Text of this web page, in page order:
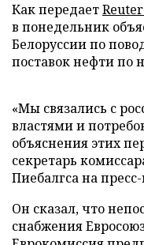
Как передает
в понедельник
Белоруссии по
поставок нефти по
«Мы связались с
властями и
объяснения этих
секретарь
Пиебалгса на
Он сказал, что
снабжения